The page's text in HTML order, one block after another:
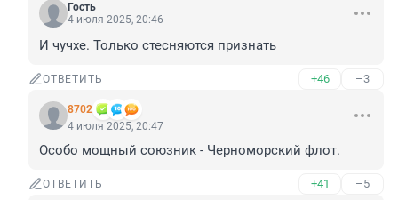
Гость
4 июля 2025, 20:46
И чучхе. Только стесняются признать
ОТВЕТИТЬ +46 –3
8702
4 июля 2025, 20:47
Особо мощный союзник - Черноморский флот.
ОТВЕТИТЬ +41 –5